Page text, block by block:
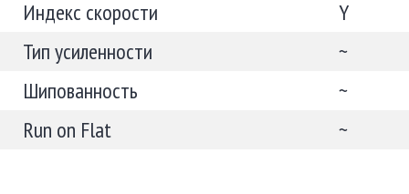
Индекс скорости
Y
Тип усиленности
~
Шипованность
~
Run on Flat
~